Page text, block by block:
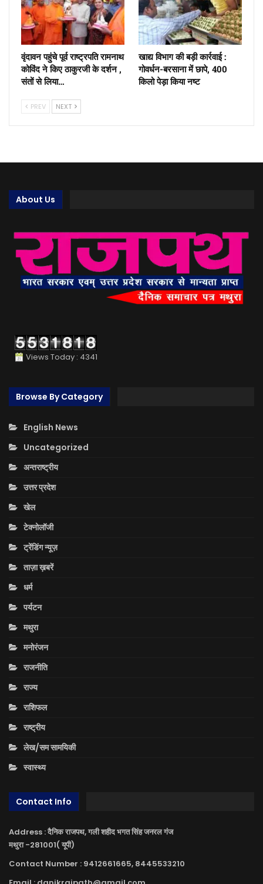
वृंदावन पहुंचे पूर्व राष्ट्रपति रामनाथ
कोविंद ने किए ठाकुरजी के दर्शन ,
संतों से लिया…
खाद्य विभाग की बड़ी कार्रवाई :
गोवर्धन-बरसाना में छापे, 400
किलो पेड़ा किया नष्ट
PREV NEXT
About Us
Views Today : 4341
Browse By Category
English News
Uncategorized
अन्तराष्ट्रीय
उत्तर प्रदेश
खेल
टेक्नोलॉजी
ट्रेंडिंग न्यूज़
ताज़ा ख़बरें
धर्म
पर्यटन
मथुरा
मनोरंजन
राजनीति
राज्य
राशिफल
राष्ट्रीय
लेख/सम सामयिकी
स्वास्थ्य
Contact Info
Address : दैनिक राजपथ, गली शहीद भगत सिंह जनरल गंज
मथुरा -281001( यूपी)
Contact Number : 9412661665, 8445533210